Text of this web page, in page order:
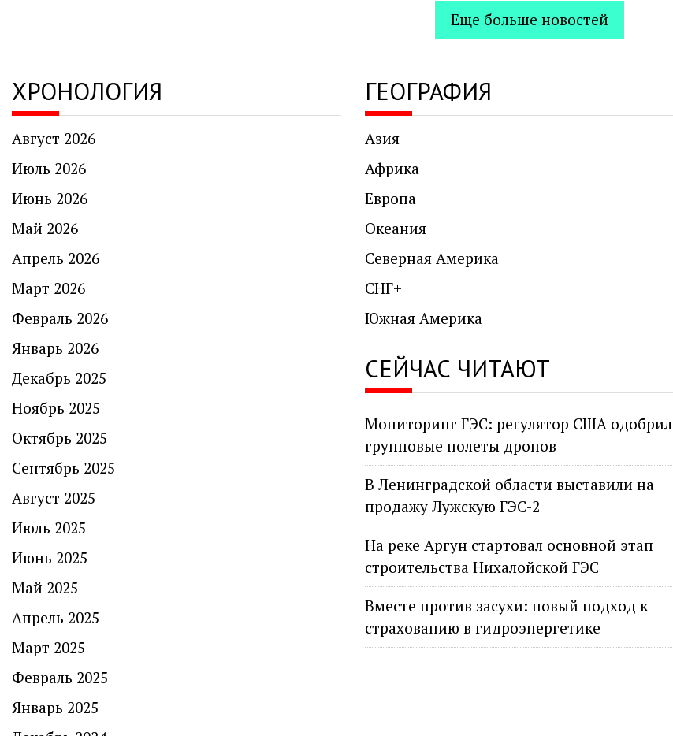
Еще больше новостей
ХРОНОЛОГИЯ
Август 2026
Июль 2026
Июнь 2026
Май 2026
Апрель 2026
Март 2026
Февраль 2026
Январь 2026
Декабрь 2025
Ноябрь 2025
Октябрь 2025
Сентябрь 2025
Август 2025
Июль 2025
Июнь 2025
Май 2025
Апрель 2025
Март 2025
Февраль 2025
Январь 2025
ГЕОГРАФИЯ
Азия
Африка
Европа
Океания
Северная Америка
СНГ+
Южная Америка
СЕЙЧАС ЧИТАЮТ
Мониторинг ГЭС: регулятор США одобрил
групповые полеты дронов
В Ленинградской области выставили на
продажу Лужскую ГЭС-2
На реке Аргун стартовал основной этап
строительства Нихалойской ГЭС
Вместе против засухи: новый подход к
страхованию в гидроэнергетике